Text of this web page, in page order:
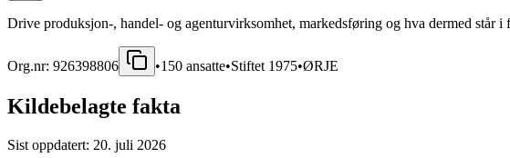
Drive produksjon-, handel- og agenturvirksomhet, markedsføring og hva dermed står i
Org.nr: 926398806 •150 ansatte•Stiftet 1975•ØRJE
Kildebelagte fakta
Sist oppdatert: 20. juli 2026